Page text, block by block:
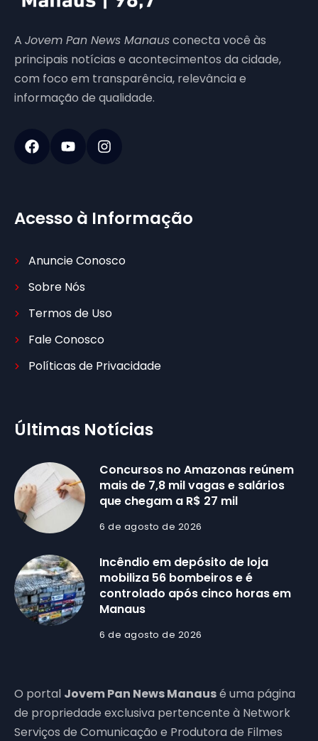
A Jovem Pan News Manausconecta você às
principais notícias e acontecimentos da cidade,
com foco em transparência, relevância e
informação de qualidade.
Acesso à Informação
Anuncie Conosco
Sobre Nós
Termos de Uso
Fale Conosco
Políticas de Privacidade
Últimas Notícias
Concursos no Amazonas reúnem
mais de 7,8 mil vagas e salários
que chegam a R$ 27 mil
6 de agosto de 2026
Incêndio em depósito de loja
mobiliza 56 bombeiros e é
controlado após cinco horas em
Manaus
6 de agosto de 2026
O portal Jovem Pan News Manausé uma página
de propriedade exclusiva pertencente à Network
Serviços de Comunicação e Produtora de Filmes